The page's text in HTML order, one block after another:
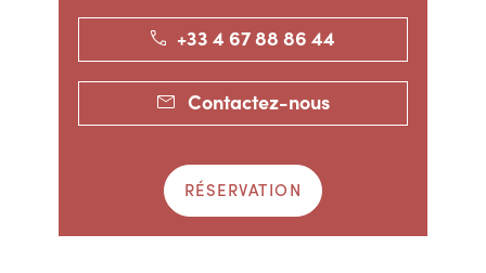
+33 4 67 88 86 44
Contactez-nous
RÉSERVATION